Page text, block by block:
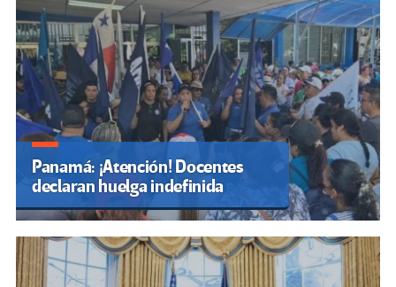
Panamá: ¡Atención! Docentes
declaran huelga indefinida